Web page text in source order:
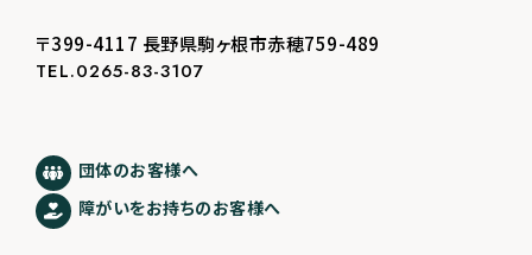
〒399-4117 長野県駒ヶ根市赤穂759-489
TEL.0265-83-3107
団体のお客様へ
障がいをお持ちのお客様へ